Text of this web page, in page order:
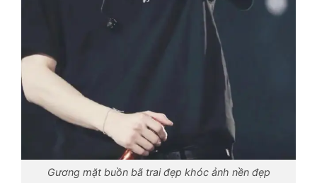
Gương mặt buồn bã trai đẹp khóc ảnh nền đẹp